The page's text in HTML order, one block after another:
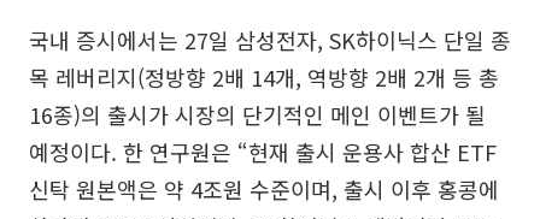
국내 증시에서는 27일 삼성전자, SK하이닉스 단일 종
목 레버리지(정방향 2배 14개, 역방향 2배 2개 등 총
16종)의 출시가 시장의 단기적인 메인 이벤트가 될
예정이다. 한 연구원은 “현재 출시 운용사 합산 ETF
신탁 원본액은 약 4조원 수준이며, 출시 이후 홍콩에